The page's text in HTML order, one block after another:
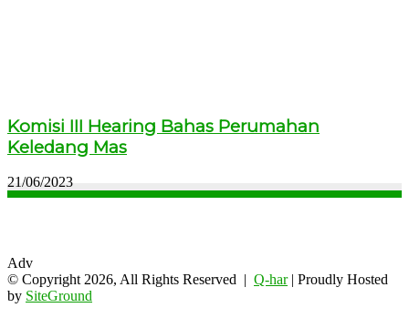
Komisi III Hearing Bahas Perumahan
Keledang Mas
21/06/2023
Adv
© Copyright 2026, All Rights Reserved | Q-har| Proudly Hosted
by SiteGround